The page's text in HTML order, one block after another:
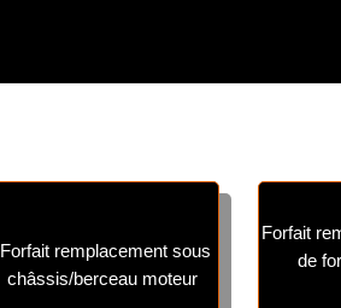
Forfait remplacement sous
châssis/berceau moteur
Forfait
de